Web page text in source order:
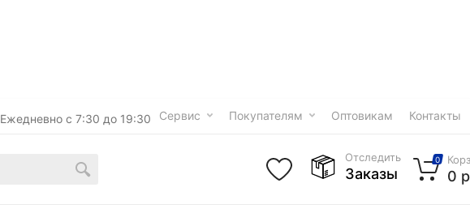
Ежедневно с 7:30 до 19:30 Сервис Покупателям Оптовикам Контакты
Отследить
Заказы
0
0